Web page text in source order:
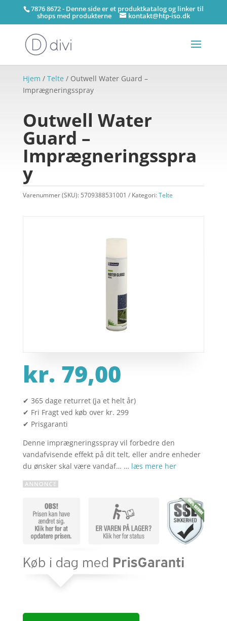
7876 8672 - Denne side er et produktkatalog og linker til
shops med produkterne kontakt@htp-iso.dk
Hjem / Telte / Outwell Water Guard –
Imprægneringsspray
Outwell Water
Guard –
Imprægneringsspra
y
Varenummer (SKU): 5709388531001 Kategori:Telte
kr. 79,00
✔ 365 dage returret (ja et helt år)
✔ Fri Fragt ved køb over kr. 299
✔ Prisgaranti
Denne imprægneringsspray vil forbedre den
vandafvisende effekt på dit telt, eller andre enheder
du ønsker skal være vandaf… … læs mere her